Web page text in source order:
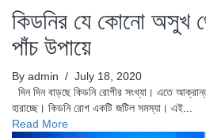
কিডনির যে কোনো অসুখ
পাঁচ উপায়ে
By admin / July 18, 2020
দিন দিন বাড়ছে কিডনি রোগীর সংখ্যা। এতে
হারাচ্ছে। কিডনি রোগ একটি জটিল সমস্যা। এই...
Read More